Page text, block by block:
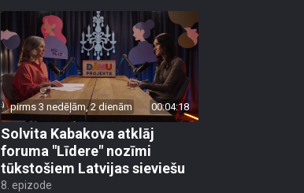
pirms 3 nedēļām, 2 dienām 00:04:18
Solvita Kabakova atklāj
foruma "Līdere" nozīmi
tūkstošiem Latvijas sieviešu
8. epizode